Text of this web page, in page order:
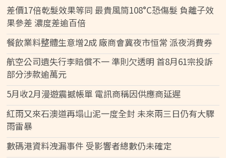
差價17倍乾髮效果等同 最貴風筒108°C恐傷髮 負離子效
果參差 濃度差逾百倍
餐飲業料整體生意增2成 廠商會冀夜市恒常 派夜消費券
航空公司遺失行李賠償不一 準則欠透明 首8月61宗投訴
部分涉款逾萬元
5月收2月漫遊震撼帳單 電訊商稱因供應商延遲
紅雨又來石澳道再塌山泥一度全封 未來兩三日仍有大驟
雨雷暴
數碼港資料洩漏事件 受影響者總數仍未確定